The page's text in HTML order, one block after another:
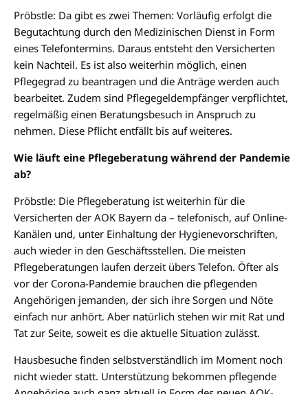
Pröbstle: Da gibt es zwei Themen: Vorläufig erfolgt die
Begutachtung durch den Medizinischen Dienst in Form
eines Telefontermins. Daraus entsteht den Versicherten
kein Nachteil. Es ist also weiterhin möglich, einen
Pflegegrad zu beantragen und die Anträge werden auch
bearbeitet. Zudem sind Pflegegeldempfänger verpflichtet,
regelmäßig einen Beratungsbesuch in Anspruch zu
nehmen. Diese Pflicht entfällt bis auf weiteres.
Wie läuft eine Pflegeberatung während der Pandemie
ab?
Pröbstle: Die Pflegeberatung ist weiterhin für die
Versicherten der AOK Bayern da – telefonisch, auf Online-
Kanälen und, unter Einhaltung der Hygienevorschriften,
auch wieder in den Geschäftsstellen. Die meisten
Pflegeberatungen laufen derzeit übers Telefon. Öfter als
vor der Corona-Pandemie brauchen die pflegenden
Angehörigen jemanden, der sich ihre Sorgen und Nöte
einfach nur anhört. Aber natürlich stehen wir mit Rat und
Tat zur Seite, soweit es die aktuelle Situation zulässt.
Hausbesuche finden selbstverständlich im Moment noch
nicht wieder statt. Unterstützung bekommen pflegende